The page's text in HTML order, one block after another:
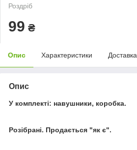
Роздріб
99 ₴
Опис Характеристики Доставка
Опис
У комплекті: навушники, коробка.
Розібрані. Продається "як є".